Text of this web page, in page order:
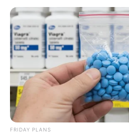
FRIDAY PLANS